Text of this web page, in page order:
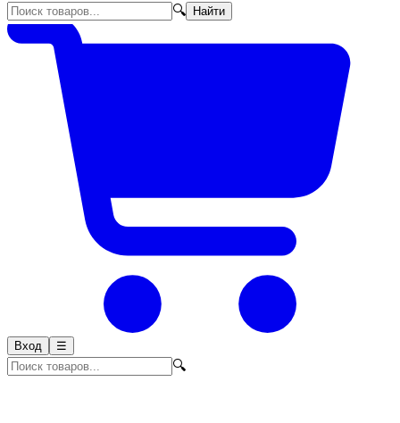
🔍
Найти
Вход ☰
🔍